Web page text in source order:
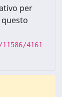
per
4161